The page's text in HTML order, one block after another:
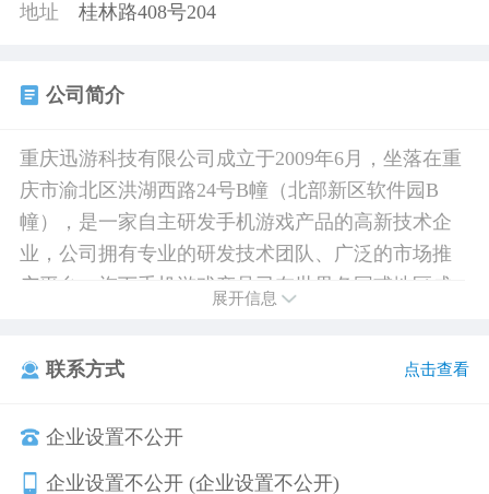
地址
桂林路408号204
公司简介
重庆迅游科技有限公司成立于2009年6月，坐落在重
庆市渝北区洪湖西路24号B幢（北部新区软件园B
幢），是一家自主研发手机游戏产品的高新技术企
业，公司拥有专业的研发技术团队、广泛的市场推
广平台，旗下手机游戏产品已在世界各国或地区成
年，经验丰富的人才组成，立志于为游戏玩家提供
容和服务。同时为国内各大游戏厂商提供全方位的
支持，借由平台优势扩大与各厂商的合作，为厂商
展开信息
联系方式 点击查看
企业设置不公开
企业设置不公开 (企业设置不公开)